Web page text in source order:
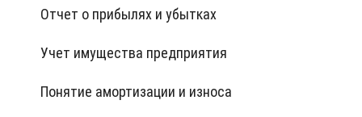
Отчет о прибылях и убытках
Учет имущества предприятия
Понятие амортизации и износа